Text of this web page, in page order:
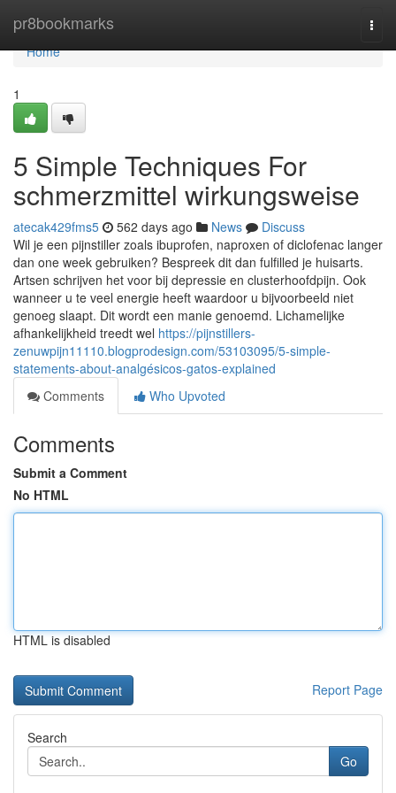
pr8bookmarks
Home
Home
1
5 Simple Techniques For
schmerzmittel wirkungsweise
atecak429fms5 562 days ago News
Discuss
Wil je een pijnstiller zoals ibuprofen, naproxen of diclofenac langer
dan one week gebruiken? Bespreek dit dan fulfilled je huisarts.
Artsen schrijven het voor bij depressie en clusterhoofdpijn. Ook
wanneer u te veel energie heeft waardoor u bijvoorbeeld niet
genoeg slaapt. Dit wordt een manie genoemd. Lichamelijke
afhankelijkheid treedt wel https://pijnstillers-
zenuwpijn11110.blogprodesign.com/53103095/5-simple-
statements-about-analgésicos-gatos-explained
Comments
Who Upvoted
Comments
Submit a Comment
No HTML
HTML is disabled
Report Page
Search
Go